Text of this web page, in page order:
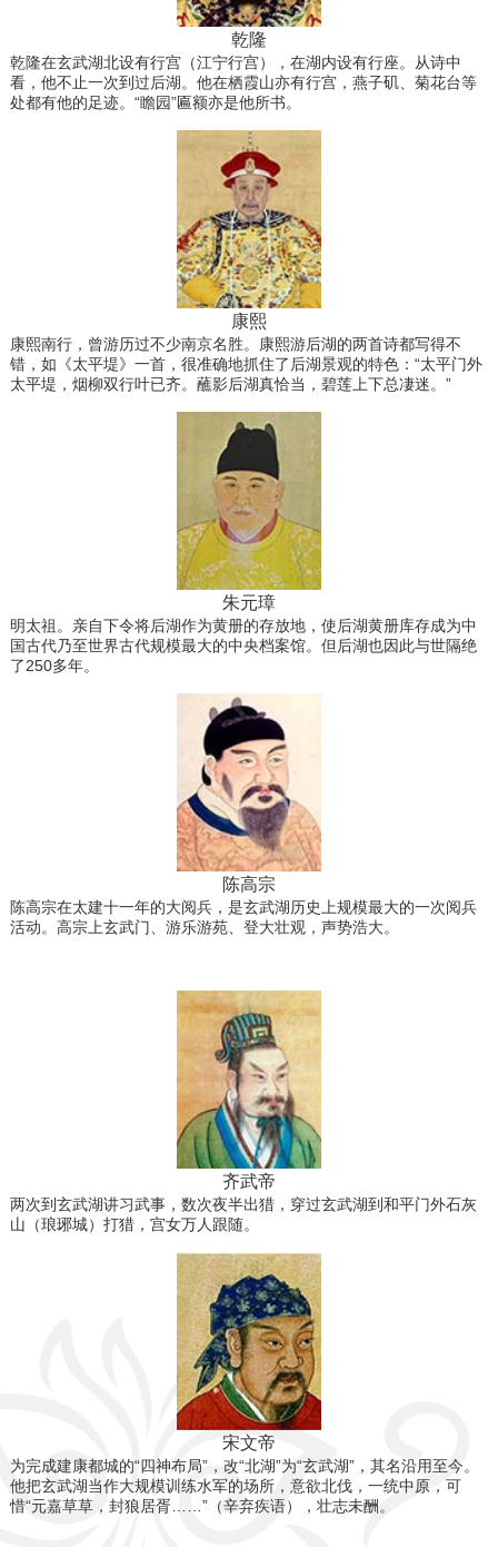
乾隆
乾隆在玄武湖北设有行宫（江宁行宫），在湖内设有行座。从诗中
看，他不止一次到过后湖。他在栖霞山亦有行宫，燕子矶、菊花台等
处都有他的足迹。“瞻园”匾额亦是他所书。
康熙
康熙南行，曾游历过不少南京名胜。康熙游后湖的两首诗都写得不
错，如《太平堤》一首，很准确地抓住了后湖景观的特色：“太平门外
太平堤，烟柳双行叶已齐。蘸影后湖真恰当，碧莲上下总凄迷。”
朱元璋
明太祖。亲自下令将后湖作为黄册的存放地，使后湖黄册库存成为中
国古代乃至世界古代规模最大的中央档案馆。但后湖也因此与世隔绝
了250多年。
陈高宗
陈高宗在太建十一年的大阅兵，是玄武湖历史上规模最大的一次阅兵
活动。高宗上玄武门、游乐游苑、登大壮观，声势浩大。
齐武帝
两次到玄武湖讲习武事，数次夜半出猎，穿过玄武湖到和平门外石灰
山（琅琊城）打猎，宫女万人跟随。
宋文帝
为完成建康都城的“四神布局”，改“北湖”为“玄武湖”，其名沿用至今。
他把玄武湖当作大规模训练水军的场所，意欲北伐，一统中原，可
惜“元嘉草草，封狼居胥……”（辛弃疾语），壮志未酬。